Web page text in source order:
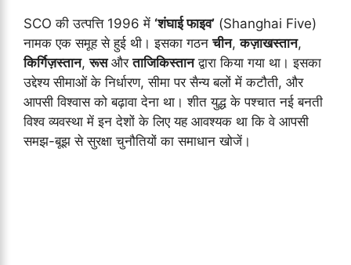
SCO की उत्पत्ति 1996 में ‘शंघाई फाइव’ (Shanghai Five)
नामक एक समूह से हुई थी। इसका गठनचीन,कज़ाखस्तान,
किर्गिज़स्तान,रूसऔरताजिकिस्तानद्वारा किया गया था। इसका
उद्देश्य सीमाओं के निर्धारण, सीमा पर सैन्य बलों में कटौती, और
आपसी विश्वास को बढ़ावा देना था। शीत युद्ध के पश्चात नई बनती
विश्व व्यवस्था में इन देशों के लिए यह आवश्यक था कि वे आपसी
समझ-बूझ से सुरक्षा चुनौतियों का समाधान खोजें।